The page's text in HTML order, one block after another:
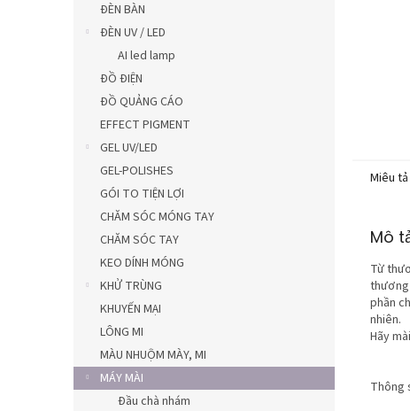
ĐÈN BÀN
ĐÈN UV / LED
AI led lamp
ĐỒ ĐIỆN
ĐỒ QUẢNG CÁO
EFFECT PIGMENT
GEL UV/LED
GEL-POLISHES
GÓI TO TIỆN LỢI
CHĂM SÓC MÓNG TAY
CHĂM SÓC TAY
KEO DÍNH MÓNG
KHỬ TRÙNG
KHUYẾN MẠI
LÔNG MI
MÀU NHUỘM MÀY, MI
MÁY MÀI
Đầu chà nhám
Miêu tả
Mô
Từ
thương
phần
nhiên.
Hãy
Thông